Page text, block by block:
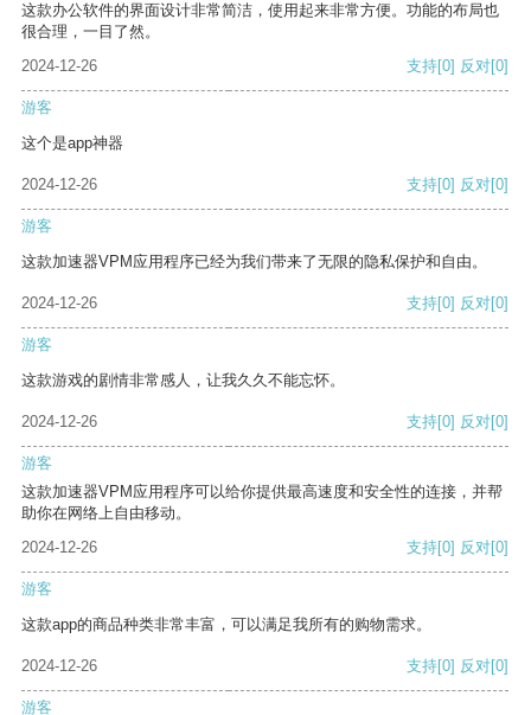
这款办公软件的界面设计非常简洁，使用起来非常方便。功能的布局也
很合理，一目了然。
2024-12-26
支持[0] 反对[0]
游客
这个是app神器
2024-12-26 支持[0] 反对[0]
游客
这款加速器VPM应用程序已经为我们带来了无限的隐私保护和自由。
2024-12-26 支持[0] 反对[0]
游客
这款游戏的剧情非常感人，让我久久不能忘怀。
2024-12-26 支持[0] 反对[0]
游客
这款加速器VPM应用程序可以给你提供最高速度和安全性的连接，并帮
助你在网络上自由移动。
2024-12-26
支持[0] 反对[0]
游客
这款app的商品种类非常丰富，可以满足我所有的购物需求。
2024-12-26 支持[0] 反对[0]
游客